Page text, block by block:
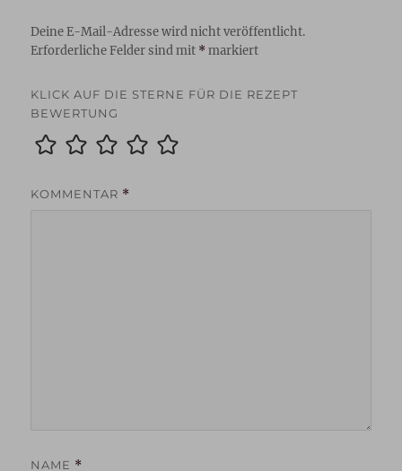
Deine E-Mail-Adresse wird nicht veröffentlicht.
Erforderliche Felder sind mit *markiert
KLICK AUF DIE STERNE FÜR DIE REZEPT
BEWERTUNG
KOMMENTAR *
NAME *